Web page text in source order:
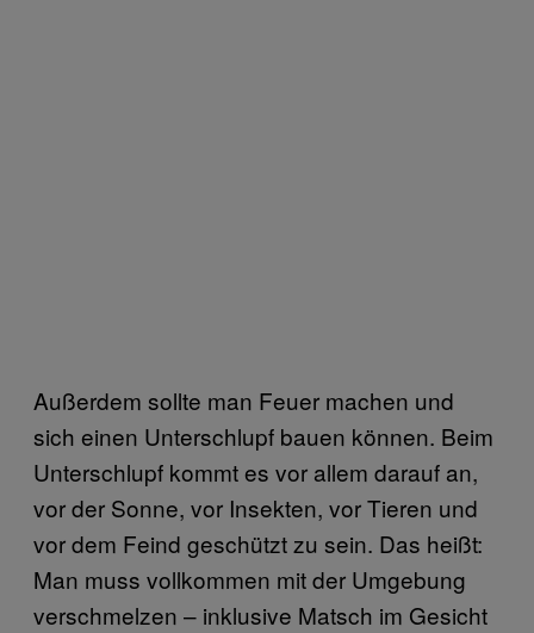
Außerdem sollte man Feuer machen und
sich einen Unterschlupf bauen können. Beim
Unterschlupf kommt es vor allem darauf an,
vor der Sonne, vor Insekten, vor Tieren und
vor dem Feind geschützt zu sein. Das heißt:
Man muss vollkommen mit der Umgebung
verschmelzen – inklusive Matsch im Gesicht